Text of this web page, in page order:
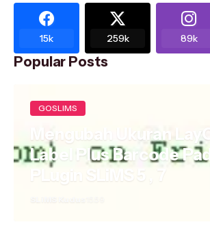
15k 259k 89k
Popular Posts
GOSLIMS
Mengubah Ukuran
Label Plus Barcode
PLugin SLiMS 5 , 7